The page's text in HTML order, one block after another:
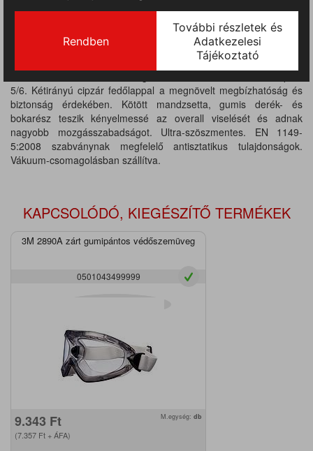
cipzárvédővel a megnövelt megbízhatóság és biztonság
érdekében. Kötött mandzsetta, gumis derék- és bokarész teszik
kényelmessé az overall viselését és adnak nagyobb
mozgásszabadságot. Autóiparban és ISO 4-9 tisztatérben
5/6. Kétirányú cipzár fedőlappal a megnövelt megbízhatóság és
biztonság érdekében. Kötött mandzsetta, gumis derék- és
bokarész teszik kényelmessé az overall viselését és adnak
nagyobb mozgásszabadságot. Ultra-szöszmentes. EN 1149-
5:2008 szabványnak megfelelő antisztatikus tulajdonságok.
Vákuum-csomagolásban szállítva.
KAPCSOLÓDÓ, KIEGÉSZÍTŐ TERMÉKEK
3M 2890A zárt gumipántos védőszemüveg
0501043499999
9.343 Ft
(7.357 Ft + ÁFA)
M.egység: db